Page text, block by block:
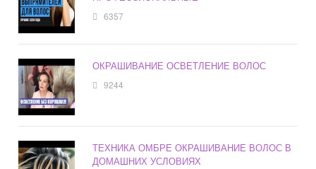
6357
ОКРАШИВАНИЕ ОСВЕТЛЕНИЕ ВОЛОС
9244
ТЕХНИКА ОМБРЕ ОКРАШИВАНИЕ ВОЛОС В
ДОМАШНИХ УСЛОВИЯХ